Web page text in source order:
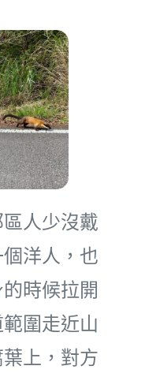
人少沒戴
洋人，也
時候拉開
圍走近山
上，對方